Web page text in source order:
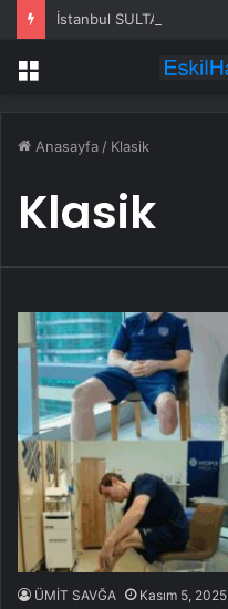
Menü
Anasayfa / Klasik
Klasik
ÜMİT SAVĞA Kasım 5, 2025